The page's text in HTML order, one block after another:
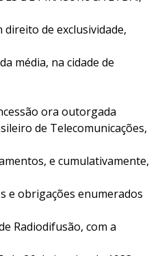
direito de exclusividade,
média, na cidade de
ora outorgada
de Telecomunicações,
e cumulativamente,
e obrigações enumerados
Radiodifusão, com a